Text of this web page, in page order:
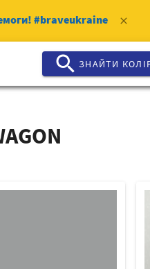
#braveukraine clear
search ЗНАЙТИ